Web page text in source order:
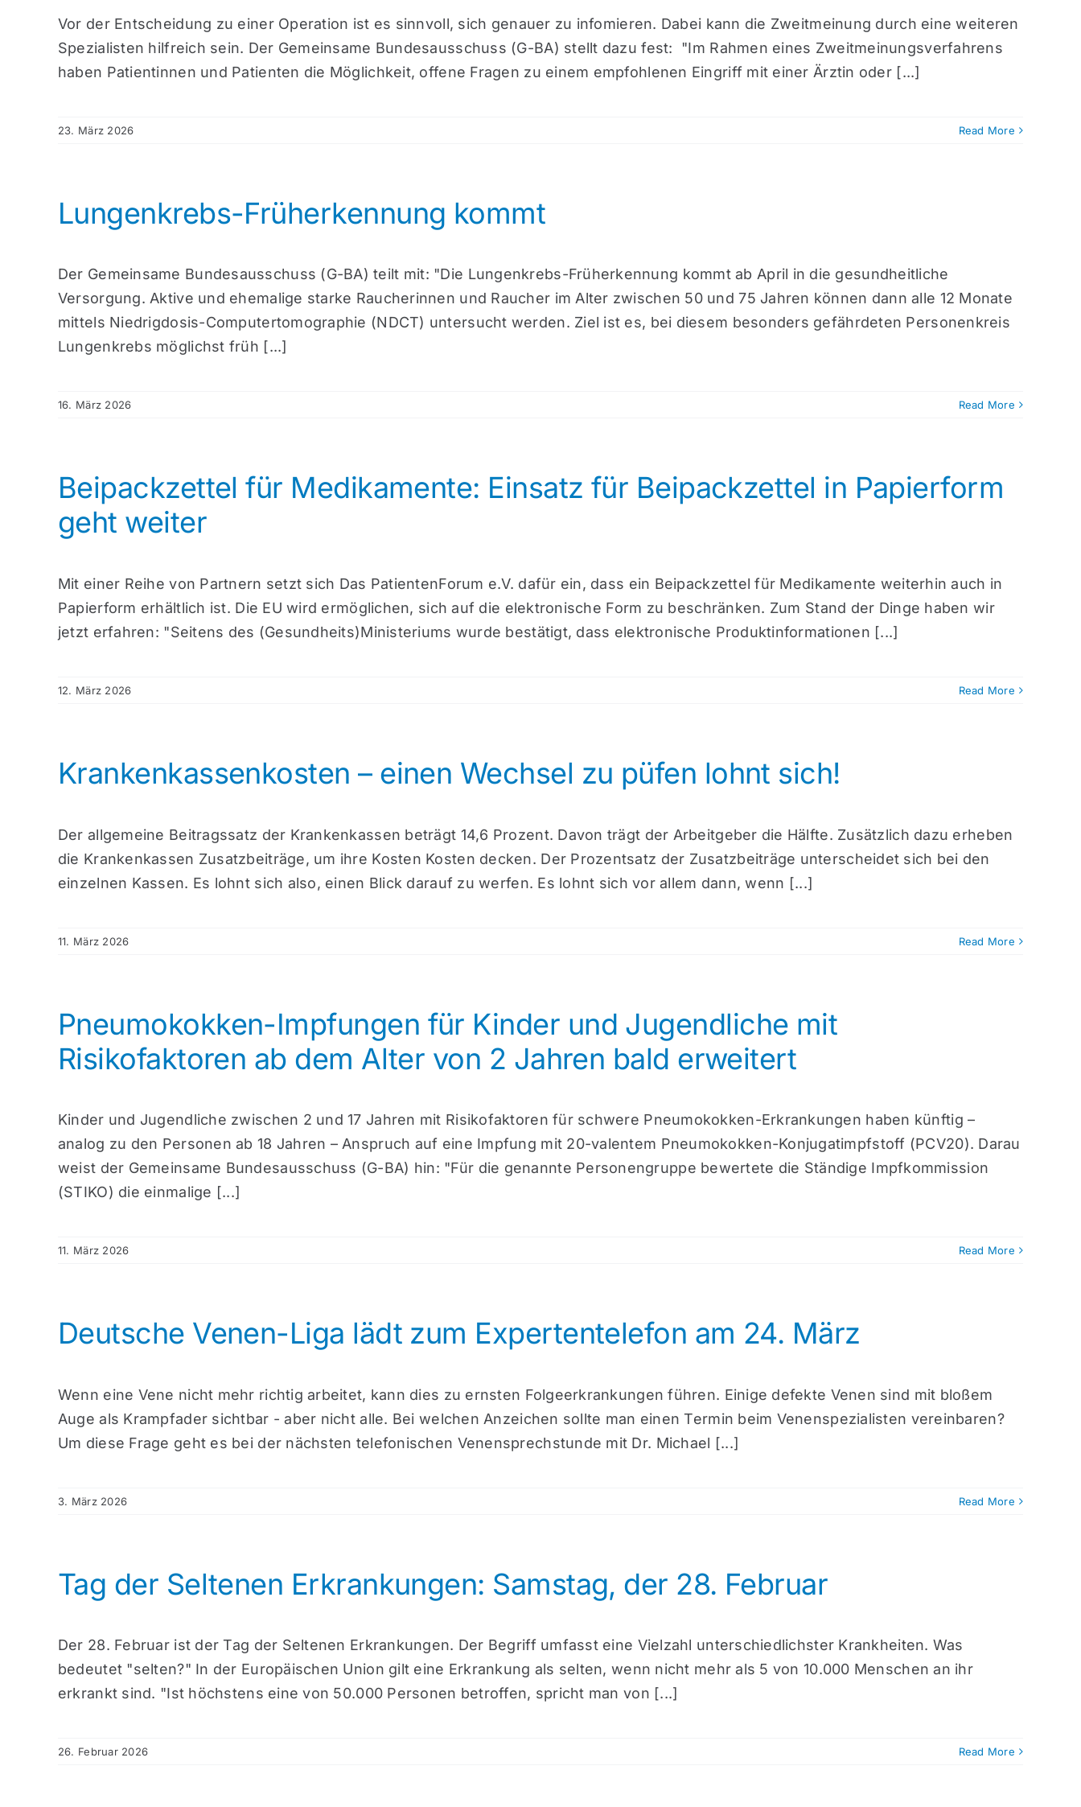
Vor der Entscheidung zu einer Operation ist es sinnvoll, sich genauer zu infomieren. Dabei kann die Zweitmeinung durch eine weiteren
Spezialisten hilfreich sein. Der Gemeinsame Bundesausschuss (G-BA) stellt dazu fest: "Im Rahmen eines Zweitmeinungsverfahrens
haben Patientinnen und Patienten die Möglichkeit, offene Fragen zu einem empfohlenen Eingriff mit einer Ärztin oder [...]
23. März 2026 Read More
Lungenkrebs-Früherkennung kommt
Der Gemeinsame Bundesausschuss (G-BA) teilt mit: "Die Lungenkrebs-Früherkennung kommt ab April in die gesundheitliche
Versorgung. Aktive und ehemalige starke Raucherinnen und Raucher im Alter zwischen 50 und 75 Jahren können dann alle 12 Monate
mittels Niedrigdosis-Computertomographie (NDCT) untersucht werden. Ziel ist es, bei diesem besonders gefährdeten Personenkreis
Lungenkrebs möglichst früh [...]
16. März 2026 Read More
Beipackzettel für Medikamente: Einsatz für Beipackzettel in Papierform
geht weiter
Mit einer Reihe von Partnern setzt sich Das PatientenForum e.V. dafür ein, dass ein Beipackzettel für Medikamente weiterhin auch in
Papierform erhältlich ist. Die EU wird ermöglichen, sich auf die elektronische Form zu beschränken. Zum Stand der Dinge haben wir
jetzt erfahren: "Seitens des (Gesundheits)Ministeriums wurde bestätigt, dass elektronische Produktinformationen [...]
12. März 2026 Read More
Krankenkassenkosten – einen Wechsel zu püfen lohnt sich!
Der allgemeine Beitragssatz der Krankenkassen beträgt 14,6 Prozent. Davon trägt der Arbeitgeber die Hälfte. Zusätzlich dazu erheben
die Krankenkassen Zusatzbeiträge, um ihre Kosten Kosten decken. Der Prozentsatz der Zusatzbeiträge unterscheidet sich bei den
einzelnen Kassen. Es lohnt sich also, einen Blick darauf zu werfen. Es lohnt sich vor allem dann, wenn [...]
11. März 2026 Read More
Pneumokokken-Impfungen für Kinder und Jugendliche mit
Risikofaktoren ab dem Alter von 2 Jahren bald erweitert
Kinder und Jugendliche zwischen 2 und 17 Jahren mit Risikofaktoren für schwere Pneumokokken-Erkrankungen haben künftig –
analog zu den Personen ab 18 Jahren – Anspruch auf eine Impfung mit 20-valentem Pneumokokken-Konjugatimpfstoff (PCV20). Darau
weist der Gemeinsame Bundesausschuss (G-BA) hin: "Für die genannte Personengruppe bewertete die Ständige Impfkommission
(STIKO) die einmalige [...]
11. März 2026 Read More
Deutsche Venen-Liga lädt zum Expertentelefon am 24. März
Wenn eine Vene nicht mehr richtig arbeitet, kann dies zu ernsten Folgeerkrankungen führen. Einige defekte Venen sind mit bloßem
Auge als Krampfader sichtbar - aber nicht alle. Bei welchen Anzeichen sollte man einen Termin beim Venenspezialisten vereinbaren?
Um diese Frage geht es bei der nächsten telefonischen Venensprechstunde mit Dr. Michael [...]
3. März 2026 Read More
Tag der Seltenen Erkrankungen: Samstag, der 28. Februar
Der 28. Februar ist der Tag der Seltenen Erkrankungen. Der Begriff umfasst eine Vielzahl unterschiedlichster Krankheiten. Was
bedeutet "selten?" In der Europäischen Union gilt eine Erkrankung als selten, wenn nicht mehr als 5 von 10.000 Menschen an ihr
erkrankt sind. "Ist höchstens eine von 50.000 Personen betroffen, spricht man von [...]
26. Februar 2026 Read More